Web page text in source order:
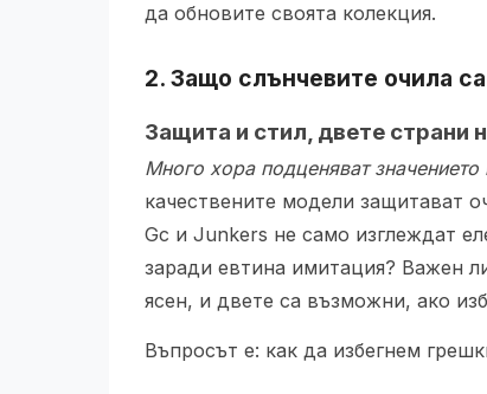
да обновите своята колекция.
2. Защо слънчевите очила
Защита и стил, двете страни
Много хора подценяват
качествените модели защитават
Gc и Junkers не само изглеждат
заради евтина имитация? Важен
ясен, и двете са възможни, ако
Въпросът е: как да избегнем